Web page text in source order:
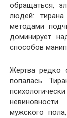
обращаться,
людей:
методами
доминирует
способов
Жертва редко
попалась.
мужского